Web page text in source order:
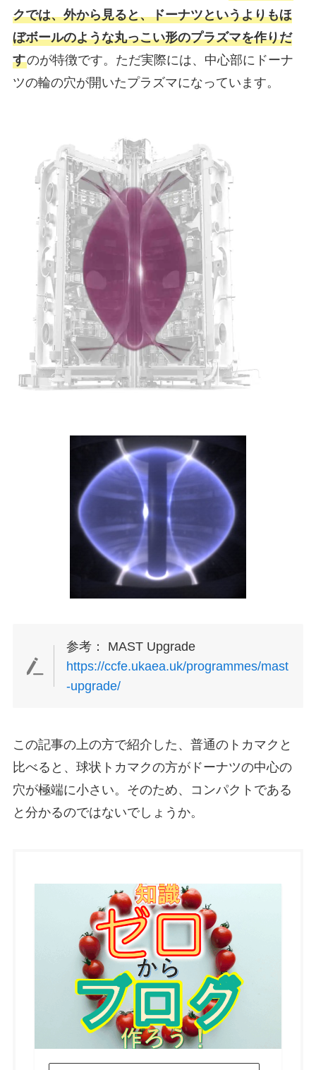
クでは、外から見ると、ドーナツというよりもほ
ぼボールのような丸っこい形のプラズマを作りだ
すのが特徴です。ただ実際には、中心部にドーナ
ツの輪の穴が開いたプラズマになっています。
参考： MAST Upgrade
https://ccfe.ukaea.uk/programmes/mast
-upgrade/
この記事の上の方で紹介した、普通のトカマクと
比べると、球状トカマクの方がドーナツの中心の
穴が極端に小さい。そのため、コンパクトである
と分かるのではないでしょうか。